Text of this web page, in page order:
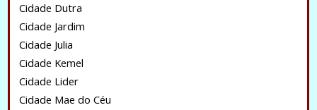
Cidade Dutra
Cidade Jardim
Cidade Julia
Cidade Kemel
Cidade Lider
Cidade Mae do Céu